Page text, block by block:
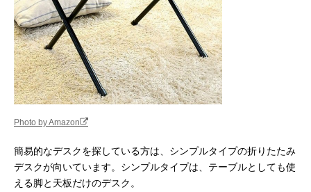
Photo by Amazon
簡易的なデスクを探している方は、シンプルタイプの折りたたみ
デスクが向いています。シンプルタイプは、テーブルとしても使
える脚と天板だけのデスク。